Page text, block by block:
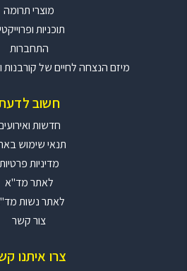
מוצרי תרומה
תוכניות
התחברות
מיזם הנצחה לחיים של קורבנות
חשוב
חדשות
תנאי שימוש
מדיניות פרטיות
לאתר מד"א
לאתר נשות
צור קשר
צרו איתנו